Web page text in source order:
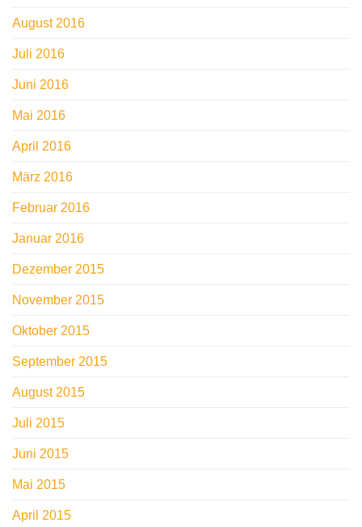
August 2016
Juli 2016
Juni 2016
Mai 2016
April 2016
März 2016
Februar 2016
Januar 2016
Dezember 2015
November 2015
Oktober 2015
September 2015
August 2015
Juli 2015
Juni 2015
Mai 2015
April 2015